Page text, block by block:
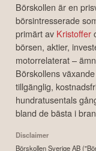
Börskollen är en
börsintresserade
primärt av Kristoffer
börsen, aktier,
motorrelaterat –
Börskollens
tillgänglig,
hundratusentals
bland de bästa i
Disclaimer
Börskollen Sverige AB